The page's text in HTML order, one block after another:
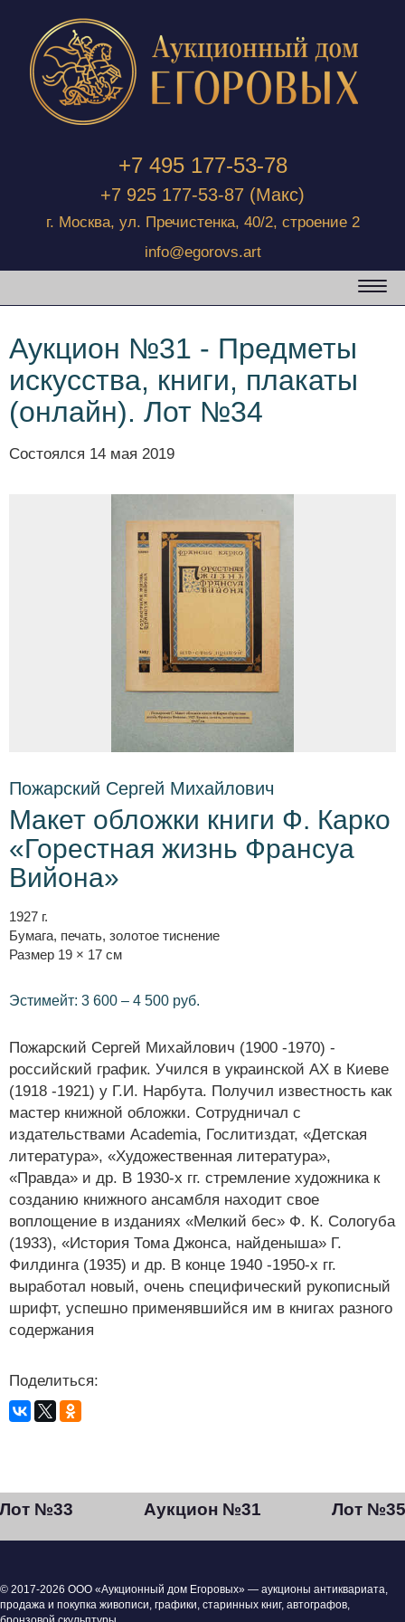
+7 495 177-53-78
+7 925 177-53-87 (Макс)
г. Москва, ул. Пречистенка, 40/2, строение 2
info@egorovs.art
Аукцион №31 - Предметы
искусства, книги, плакаты
(онлайн). Лот №34
Состоялся 14 мая 2019
Пожарский Сергей Михайлович
Макет обложки книги Ф. Карко
«Горестная жизнь Франсуа
Вийона»
1927 г.
Бумага, печать, золотое тиснение
Размер 19 × 17 см
Эстимейт: 3 600 – 4 500 руб.
Пожарский Сергей Михайлович (1900 -1970) -
российский график. Учился в украинской АХ в Киеве
(1918 -1921) у Г.И. Нарбута. Получил известность как
мастер книжной обложки. Сотрудничал с
издательствами Academia, Гослитиздат, «Детская
литература», «Художественная литература»,
«Правда» и др. В 1930-х гг. стремление художника к
созданию книжного ансамбля находит свое
воплощение в изданиях «Мелкий бес» Ф. К. Сологуба
(1933), «История Тома Джонса, найденыша» Г.
Филдинга (1935) и др. В конце 1940 -1950-х гг.
выработал новый, очень специфический рукописный
шрифт, успешно применявшийся им в книгах разного
содержания
Поделиться:
Лот №33 Аукцион №31 Лот №35
© 2017-2026 ООО «Аукционный дом Егоровых» — аукционы антиквариата,
продажа и покупка живописи, графики, старинных книг, автографов,